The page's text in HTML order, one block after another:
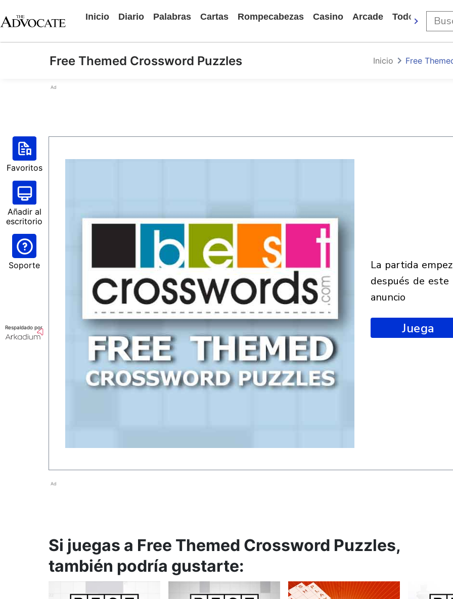
Inicio Diario Palabras Cartas Rompecabezas Casino Arcade Todos Los
Free Themed Crossword Puzzles Inicio Free
Ad
Favoritos
Añadir al
escritorio
Soporte
Respaldado por
la partida empezará
después de este
anuncio
Juega
Ad
Si juegas a Free Themed Crossword Puzzles,
también podría gustarte: